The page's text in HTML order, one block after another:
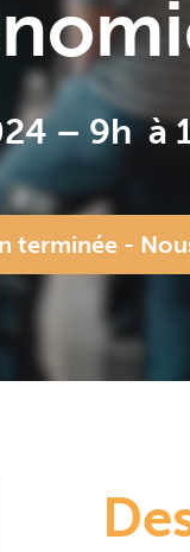
– 9h à
terminée -